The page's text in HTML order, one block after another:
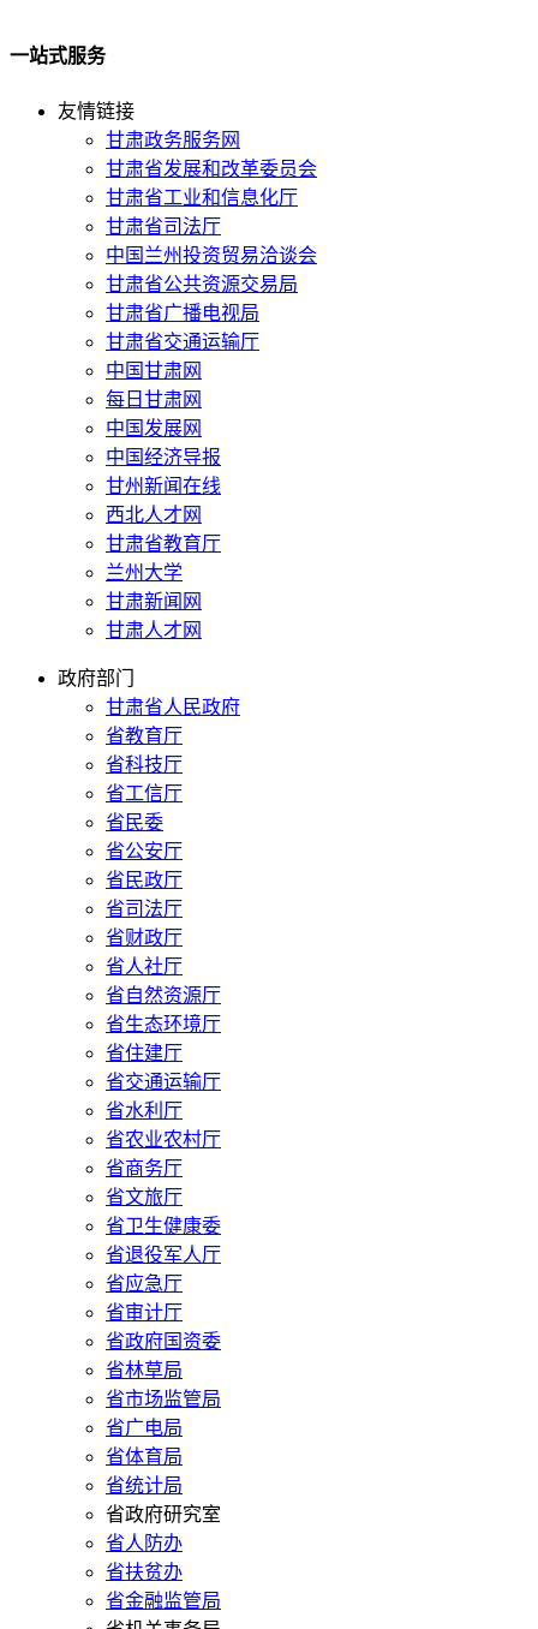
一站式服务
友情链接
甘肃政务服务网
甘肃省发展和改革委员会
甘肃省工业和信息化厅
甘肃省司法厅
中国兰州投资贸易洽谈会
甘肃省公共资源交易局
甘肃省广播电视局
甘肃省交通运输厅
中国甘肃网
每日甘肃网
中国发展网
中国经济导报
甘州新闻在线
西北人才网
甘肃省教育厅
兰州大学
甘肃新闻网
甘肃人才网
政府部门
甘肃省人民政府
省教育厅
省科技厅
省工信厅
省民委
省公安厅
省民政厅
省司法厅
省财政厅
省人社厅
省自然资源厅
省生态环境厅
省住建厅
省交通运输厅
省水利厅
省农业农村厅
省商务厅
省文旅厅
省卫生健康委
省退役军人厅
省应急厅
省审计厅
省政府国资委
省林草局
省市场监管局
省广电局
省体育局
省统计局
省政府研究室
省人防办
省扶贫办
省金融监管局